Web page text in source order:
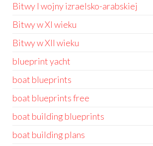
Bitwy I wojny izraelsko-arabskiej
Bitwy w XI wieku
Bitwy w XII wieku
blueprint yacht
boat blueprints
boat blueprints free
boat building blueprints
boat building plans